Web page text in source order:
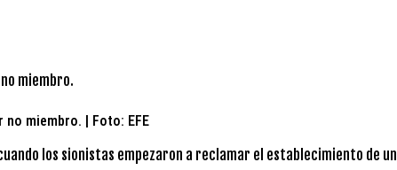
miembro. | Foto: EFE
los sionistas empezaron a reclamar el establecimiento de un